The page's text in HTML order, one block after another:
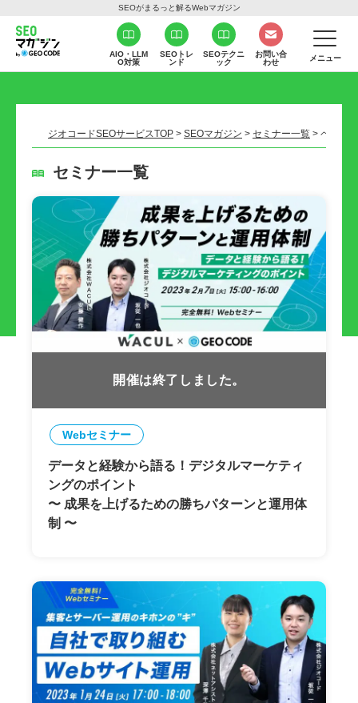
SEOがまるっと解るWebマガジン
AIO・LLM
O対策
SEOトレ
ンド
SEOテクニ
ック
お問い合
わせ
メニュー
ジオコードSEOサービスTOP > SEOマガジン > セミナー一覧 > ページ 2
セミナー一覧
開催は終了しました。
Webセミナー
データと経験から語る！デジタルマーケティ
ングのポイント
〜 成果を上げるための勝ちパターンと運用体
制 〜